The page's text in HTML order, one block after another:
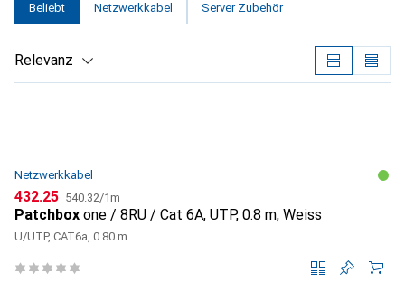
Beliebt Netzwerkkabel Server Zubehör
Relevanz
Netzwerkkabel
CHF
432.25 CHF
540.32/1m
Patchbox one / 8RU / Cat 6A, UTP, 0.8 m, Weiss
U/UTP, CAT6a, 0.80 m